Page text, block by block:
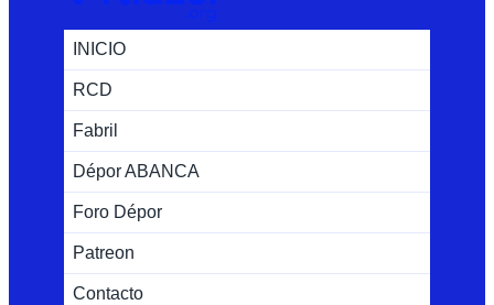
INICIO
RCD
Fabril
Dépor ABANCA
Foro Dépor
Patreon
Contacto